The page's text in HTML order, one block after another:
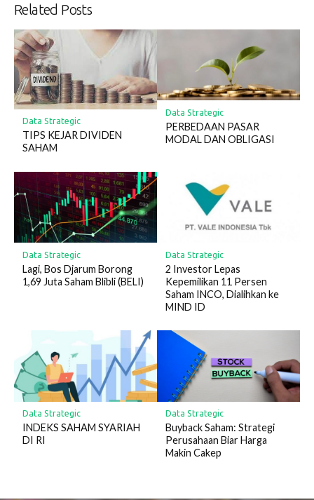
Related Posts
Data Strategic
TIPS KEJAR DIVIDEN
SAHAM
Data Strategic
PERBEDAAN PASAR
MODAL DAN OBLIGASI
Data Strategic
Lagi, Bos Djarum Borong
1,69 Juta Saham Blibli (BELI)
Data Strategic
2 Investor Lepas
Kepemilikan 11 Persen
Saham INCO, Dialihkan ke
MIND ID
Data Strategic
INDEKS SAHAM SYARIAH
DI RI
Data Strategic
Buyback Saham: Strategi
Perusahaan Biar Harga
Makin Cakep